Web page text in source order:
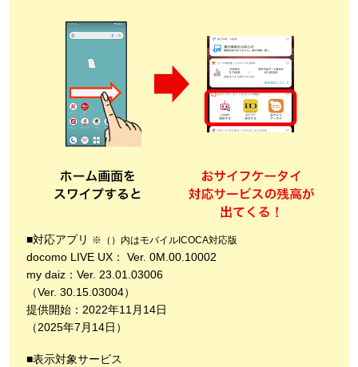
■対応アプリ ※（）内はモバイルICOCA対応版
docomo LIVE UX： Ver. 0M.00.10002
my daiz：Ver. 23.01.03006
（Ver. 30.15.03004）
提供開始：2022年11月14日
（2025年7月14日）
■表示対象サービス